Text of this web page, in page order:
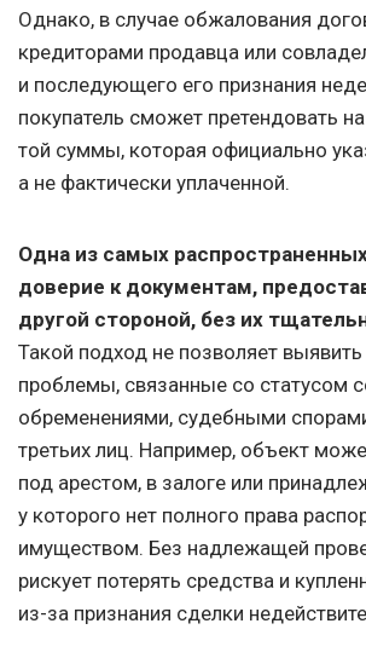
Однако, в случае обжалования
кредиторами продавца или
и последующего его признания
покупатель сможет претендовать
той суммы, которая официально
а не фактически уплаченной.
Одна из самых
доверие к документам,
другой стороной, без их
Такой подход не позволяет
проблемы, связанные со статусом
обременениями, судебными
третьих лиц. Например, объект
под арестом, в залоге или
у которого нет полного права
имуществом. Без надлежащей
рискует потерять средства и
из-за признания сделки